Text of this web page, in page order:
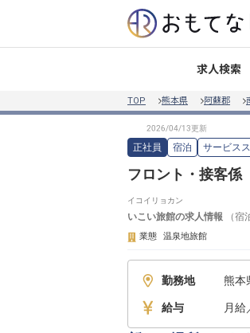
求人検索
TOP 熊本県 阿蘇郡
正社員 宿泊 サービス
フロント・接客係
イコイリョカン
いこい旅館の求人情報 （宿
業態 温泉地旅館
勤務地 熊本
給与 月給